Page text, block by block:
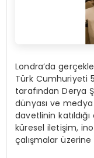
Londra’da
Türk Cumhuriyeti
tarafından Derya
dünyası ve
davetlinin
küresel iletişim,
çalışmalar